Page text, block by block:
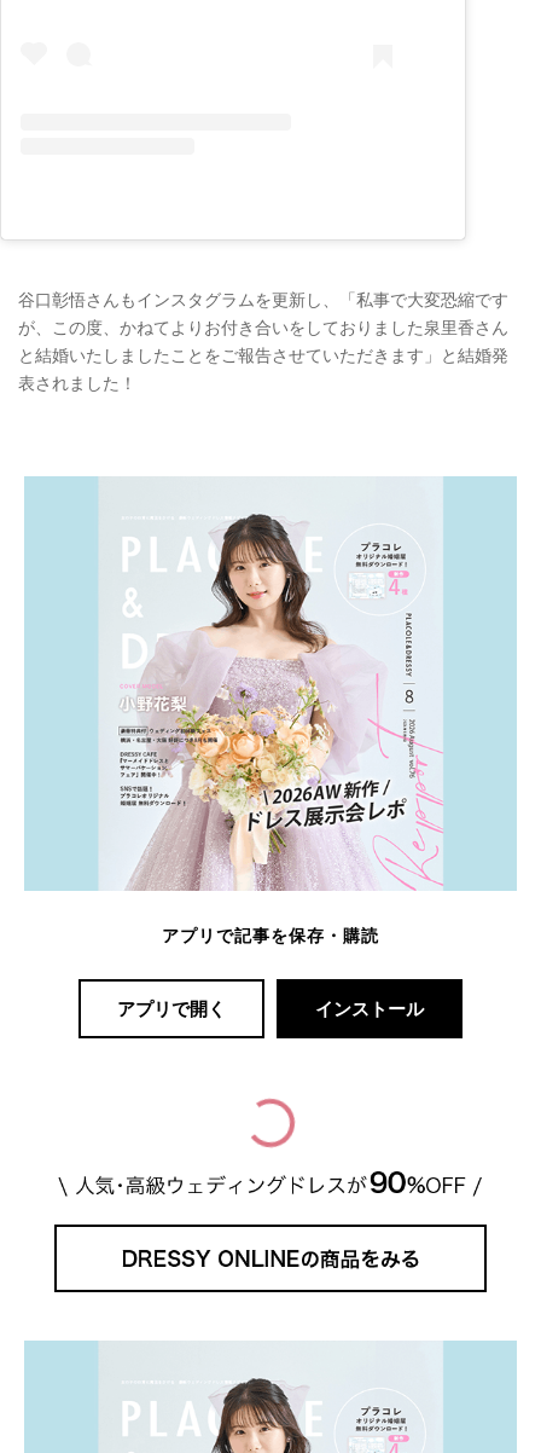
谷口彰悟さんもインスタグラムを更新し、「私事で大変恐縮です
が、この度、かねてよりお付き合いをしておりました泉里香さん
と結婚いたしましたことをご報告させていただきます」と結婚発
表されました！
アプリで記事を保存・購読
アプリで開く インストール